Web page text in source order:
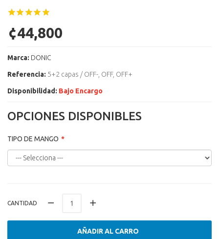
¢44,800
Marca: DONIC
Referencia: 5+2 capas / OFF-, OFF, OFF+
Disponibilidad: Bajo Encargo
OPCIONES DISPONIBLES
TIPO DE MANGO
CANTIDAD
AÑADIR AL CARRO